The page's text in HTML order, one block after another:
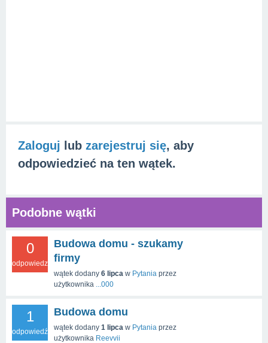
Zaloguj lub zarejestruj się, aby
odpowiedzieć na ten wątek.
Podobne wątki
0
odpowiedzi
Budowa domu - szukamy
firmy
wątek dodany 6 lipca w Pytania przez
użytkownika
...000
1
odpowiedź
Budowa domu
wątek dodany 1 lipca w Pytania przez
użytkownika Reevvii